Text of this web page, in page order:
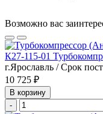
Возможно вас
К27-115-01
г.Ярославль / Срок
10 725 ₽
В корзину
-